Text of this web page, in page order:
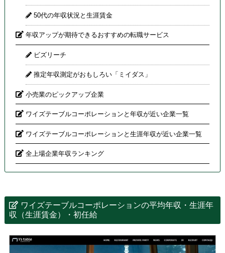
50代の年収状況と生涯賃金
年収アップが期待できるおすすめの転職サービス
ビズリーチ
推定年収測定がおもしろい「ミイダス」
小売業のピックアップ企業
ワイズテーブルコーポレーションと年収が近い企業一覧
ワイズテーブルコーポレーションと生涯年収が近い企業一覧
全上場企業年収ランキング
ワイズテーブルコーポレーションの平均年収・生涯年
収（生涯賃金）・初任給